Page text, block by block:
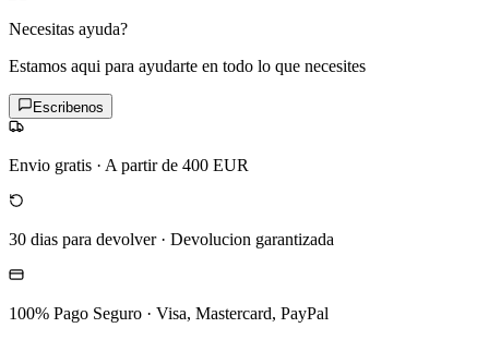
Necesitas ayuda?
Estamos aqui para ayudarte en todo lo que necesites
Escribenos
Envio gratis · A partir de 400 EUR
30 dias para devolver· Devolucion garantizada
100% Pago Seguro · Visa, Mastercard, PayPal